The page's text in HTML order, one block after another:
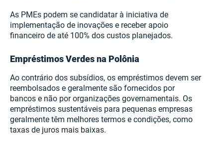
As PMEs podem se candidatar à iniciativa de
implementação de inovações e receber apoio
financeiro de até 100% dos custos planejados.
Empréstimos Verdes na Polônia
Ao contrário dos subsídios, os empréstimos devem ser
reembolsados e geralmente são fornecidos por
bancos e não por organizações governamentais. Os
empréstimos sustentáveis para pequenas empresas
geralmente têm melhores termos e condições, como
taxas de juros mais baixas.